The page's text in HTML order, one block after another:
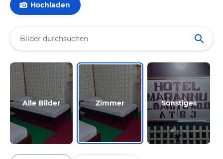
Hochladen
Alle Bilder Zimmer Sonstiges